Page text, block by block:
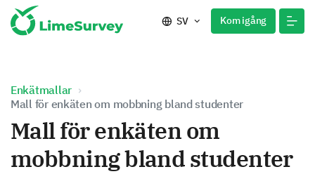
SV Kom igång
Enkätmallar
Mall för enkäten om mobbning bland studenter
Mall för enkäten om
mobbning bland studenter